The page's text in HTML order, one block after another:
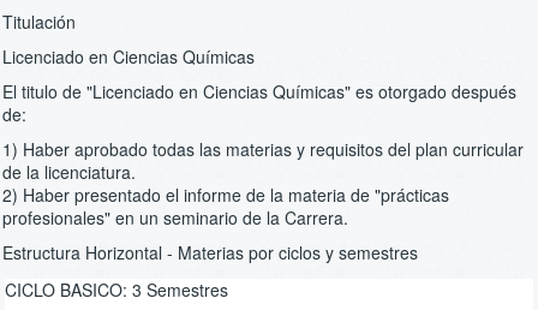
Titulación
Licenciado en Ciencias Químicas
El titulo de "Licenciado en Ciencias Químicas" es otorgado después
de:
1) Haber aprobado todas las materias y requisitos del plan curricular
de la licenciatura.
2) Haber presentado el informe de la materia de "prácticas
profesionales" en un seminario de la Carrera.
Estructura Horizontal - Materias por ciclos y semestres
CICLO BASICO: 3 Semestres